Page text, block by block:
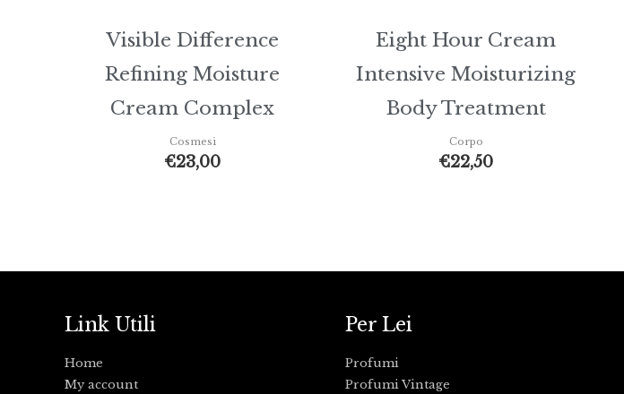
Visible Difference
Refining Moisture
Cream Complex
Cosmesi
€23,00
Eight Hour Cream
Intensive Moisturizing
Body Treatment
Corpo
€22,50
Link Utili
Home
My account
Per Lei
Profumi
Profumi Vintage